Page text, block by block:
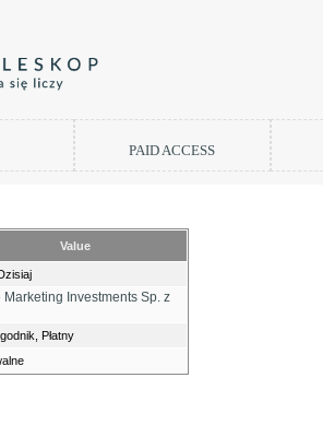
PAID ACCESS
Value
Marketing Investments Sp. z
Płatny